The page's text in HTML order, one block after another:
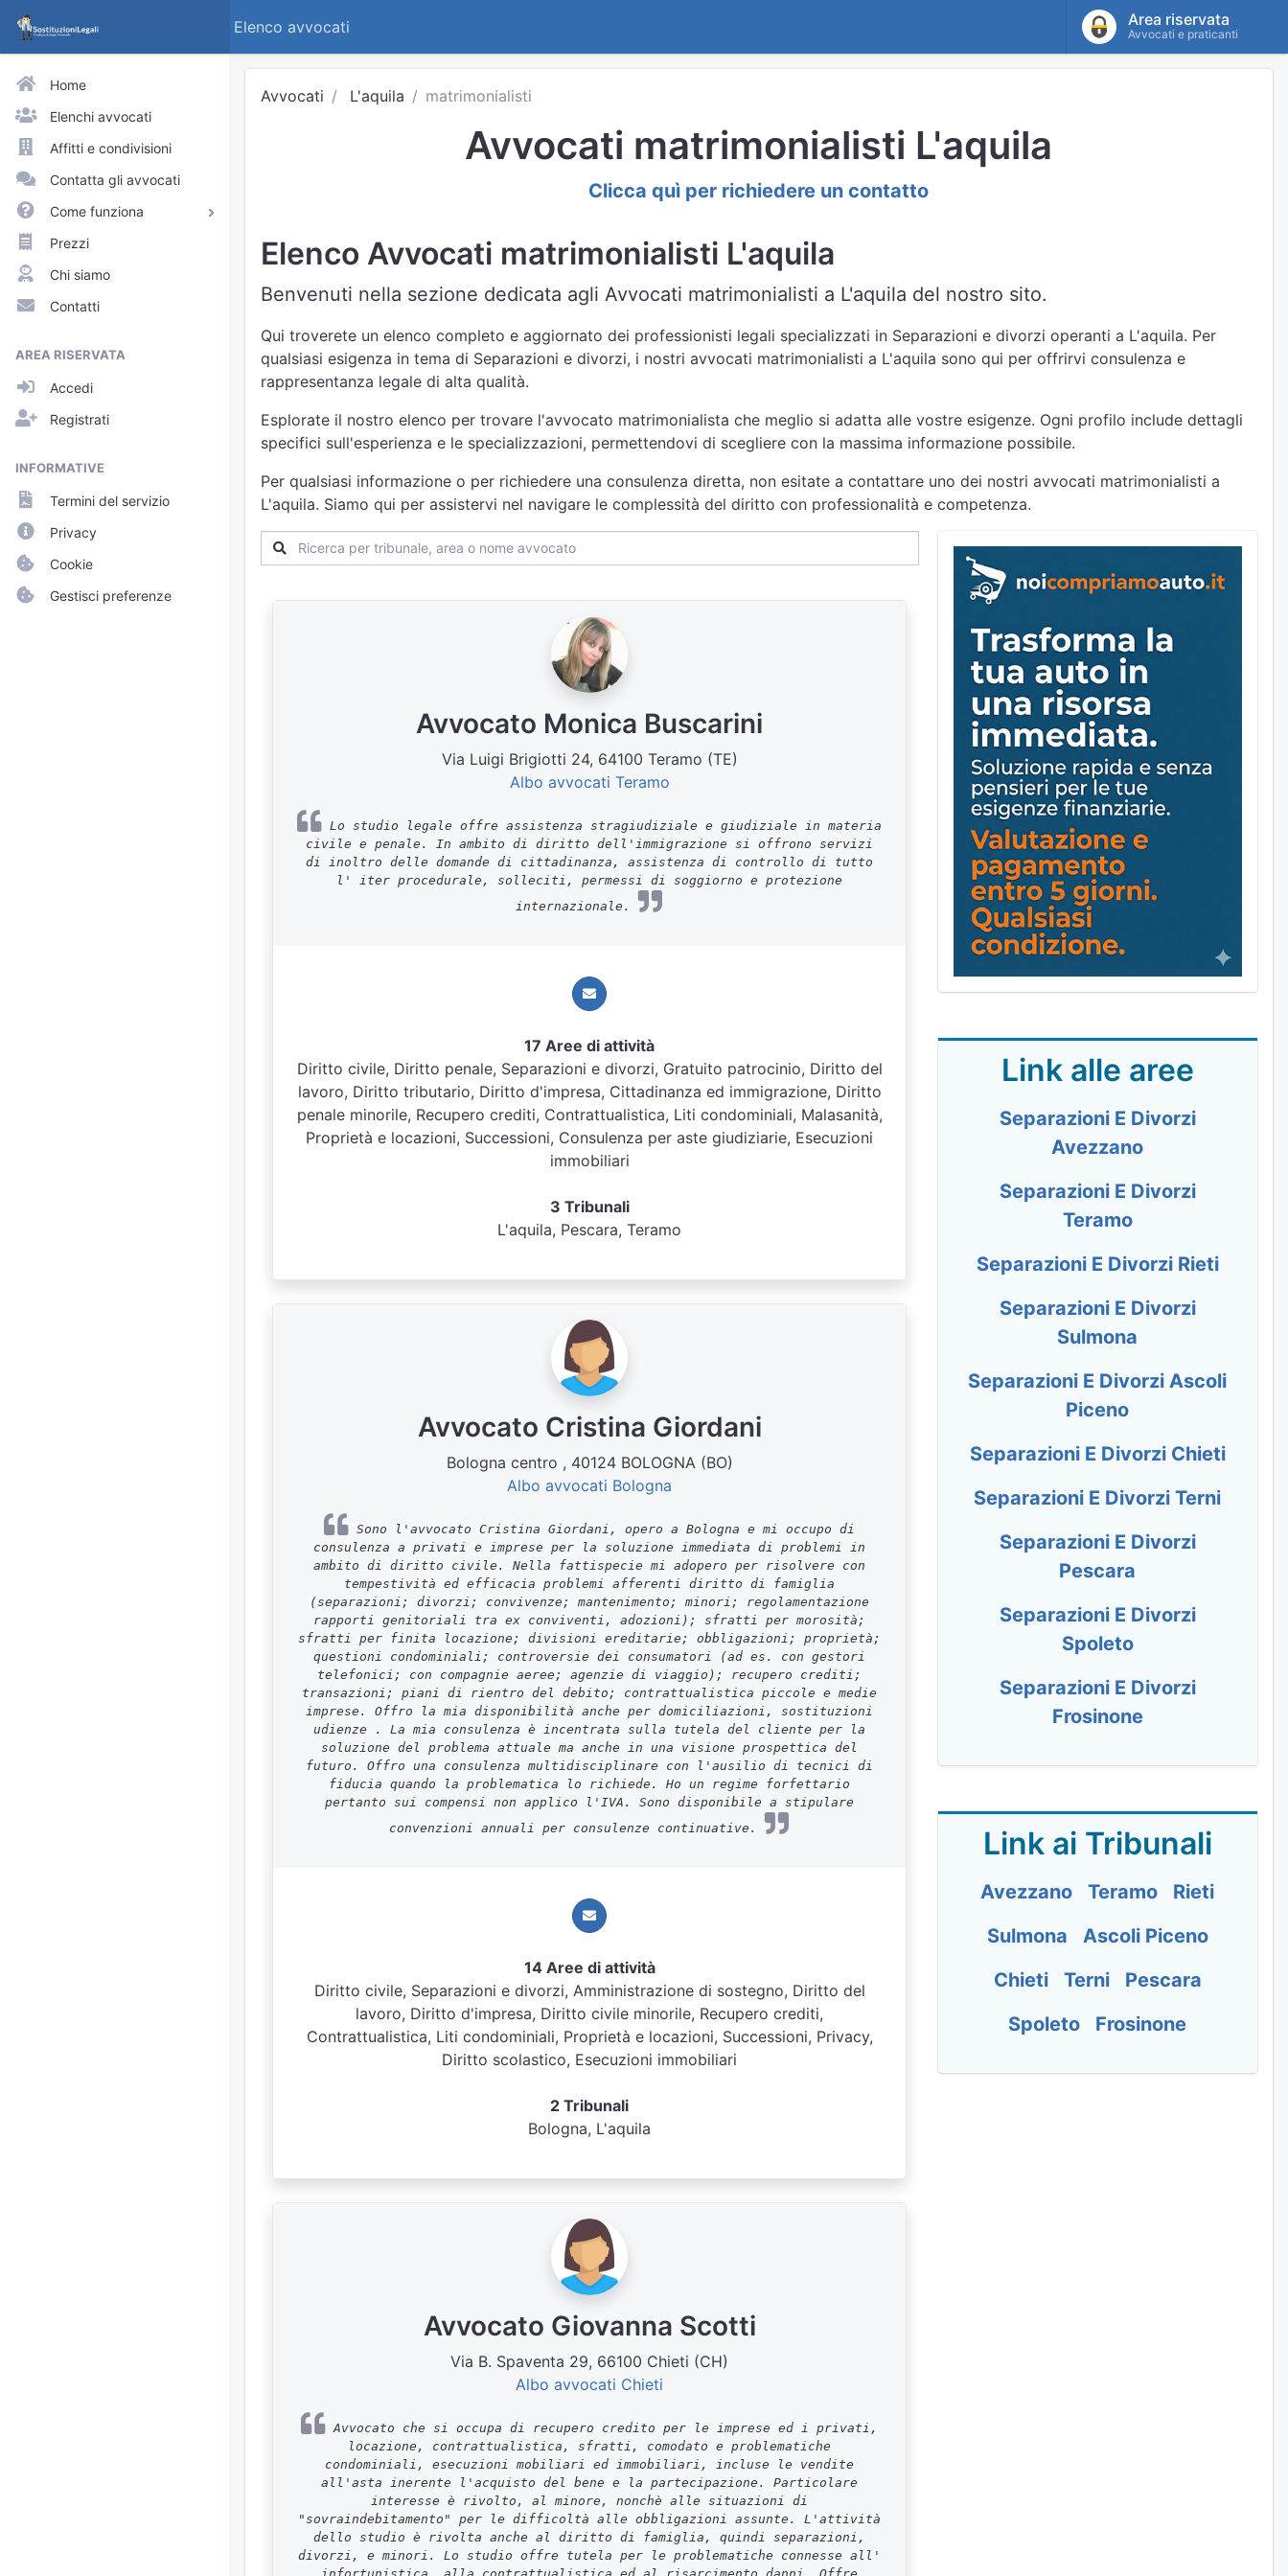
Elenco avvocati Area riservata
Avvocati e praticanti
Home
Elenchi avvocati
Affitti e condivisioni
Contatta gli avvocati
Come funziona
Avvocati e praticanti
Visitatori del sito
Approfondimenti
Profili pubblici
Richieste
Prezzi
Chi siamo
Contatti
AREA RISERVATA
Accedi
Registrati
INFORMATIVE
Termini del servizio
Privacy
Cookie
Gestisci preferenze
Avvocati L'aquila matrimonialisti
Avvocati matrimonialisti L'aquila
Clicca quì per richiedere un contatto
Elenco Avvocati matrimonialisti L'aquila
Benvenuti nella sezione dedicata agli Avvocati matrimonialisti a L'aquila del nostro sito.
Qui troverete un elenco completo e aggiornato dei professionisti legali specializzati in Separazioni e divorzi operanti a L'aquila. Per
qualsiasi esigenza in tema di Separazioni e divorzi, i nostri avvocati matrimonialisti a L'aquila sono qui per offrirvi consulenza e
rappresentanza legale di alta qualità.
Esplorate il nostro elenco per trovare l'avvocato matrimonialista che meglio si adatta alle vostre esigenze. Ogni profilo include dettagli
specifici sull'esperienza e le specializzazioni, permettendovi di scegliere con la massima informazione possibile.
Per qualsiasi informazione o per richiedere una consulenza diretta, non esitate a contattare uno dei nostri avvocati matrimonialisti a
L'aquila. Siamo qui per assistervi nel navigare le complessità del diritto con professionalità e competenza.
Avvocato Monica Buscarini
Via Luigi Brigiotti 24, 64100 Teramo (TE)
Albo avvocati Teramo
Lo studio legale offre assistenza stragiudiziale e giudiziale in materia
civile e penale. In ambito di diritto dell'immigrazione si offrono servizi
di inoltro delle domande di cittadinanza, assistenza di controllo di tutto
l' iter procedurale, solleciti, permessi di soggiorno e protezione
internazionale.
17 Aree di attività
Diritto civile, Diritto penale, Separazioni e divorzi, Gratuito patrocinio, Diritto del
lavoro, Diritto tributario, Diritto d'impresa, Cittadinanza ed immigrazione, Diritto
penale minorile, Recupero crediti, Contrattualistica, Liti condominiali, Malasanità,
Proprietà e locazioni, Successioni, Consulenza per aste giudiziarie, Esecuzioni
immobiliari
3 Tribunali
L'aquila, Pescara, Teramo
Avvocato Cristina Giordani
Bologna centro , 40124 BOLOGNA (BO)
Albo avvocati Bologna
Sono l'avvocato Cristina Giordani, opero a Bologna e mi occupo di
consulenza a privati e imprese per la soluzione immediata di problemi in
ambito di diritto civile. Nella fattispecie mi adopero per risolvere con
tempestività ed efficacia problemi afferenti diritto di famiglia
(separazioni; divorzi; convivenze; mantenimento; minori; regolamentazione
rapporti genitoriali tra ex conviventi, adozioni); sfratti per morosità;
sfratti per finita locazione; divisioni ereditarie; obbligazioni; proprietà;
questioni condominiali; controversie dei consumatori (ad es. con gestori
telefonici; con compagnie aeree; agenzie di viaggio); recupero crediti;
transazioni; piani di rientro del debito; contrattualistica piccole e medie
imprese. Offro la mia disponibilità anche per domiciliazioni, sostituzioni
udienze . La mia consulenza è incentrata sulla tutela del cliente per la
soluzione del problema attuale ma anche in una visione prospettica del
futuro. Offro una consulenza multidisciplinare con l'ausilio di tecnici di
fiducia quando la problematica lo richiede. Ho un regime forfettario
pertanto sui compensi non applico l'IVA. Sono disponibile a stipulare
convenzioni annuali per consulenze continuative.
14 Aree di attività
Diritto civile, Separazioni e divorzi, Amministrazione di sostegno, Diritto del
lavoro, Diritto d'impresa, Diritto civile minorile, Recupero crediti,
Contrattualistica, Liti condominiali, Proprietà e locazioni, Successioni, Privacy,
Diritto scolastico, Esecuzioni immobiliari
2 Tribunali
Bologna, L'aquila
Avvocato Giovanna Scotti
Via B. Spaventa 29, 66100 Chieti (CH)
Albo avvocati Chieti
Avvocato che si occupa di recupero credito per le imprese ed i privati,
locazione, contrattualistica, sfratti, comodato e problematiche
condominiali, esecuzioni mobiliari ed immobiliari, incluse le vendite
all'asta inerente l'acquisto del bene e la partecipazione. Particolare
interesse è rivolto, al minore, nonchè alle situazioni di
"sovraindebitamento" per le difficoltà alle obbligazioni assunte. L'attività
dello studio è rivolta anche al diritto di famiglia, quindi separazioni,
divorzi, e minori. Lo studio offre tutela per le problematiche connesse all'
Link alle aree
Separazioni E Divorzi
Avezzano
Separazioni E Divorzi
Teramo
Separazioni E Divorzi Rieti
Separazioni E Divorzi
Sulmona
Separazioni E Divorzi Ascoli
Piceno
Separazioni E Divorzi Chieti
Separazioni E Divorzi Terni
Separazioni E Divorzi
Pescara
Separazioni E Divorzi
Spoleto
Separazioni E Divorzi
Frosinone
Link ai Tribunali
Avezzano Teramo
Rieti
Sulmona
Ascoli Piceno
Chieti
Terni
Pescara
Spoleto
Frosinone